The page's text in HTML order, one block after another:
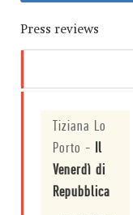
Press reviews
Tiziana Lo
Porto - Il
Venerdì di
Repubblica